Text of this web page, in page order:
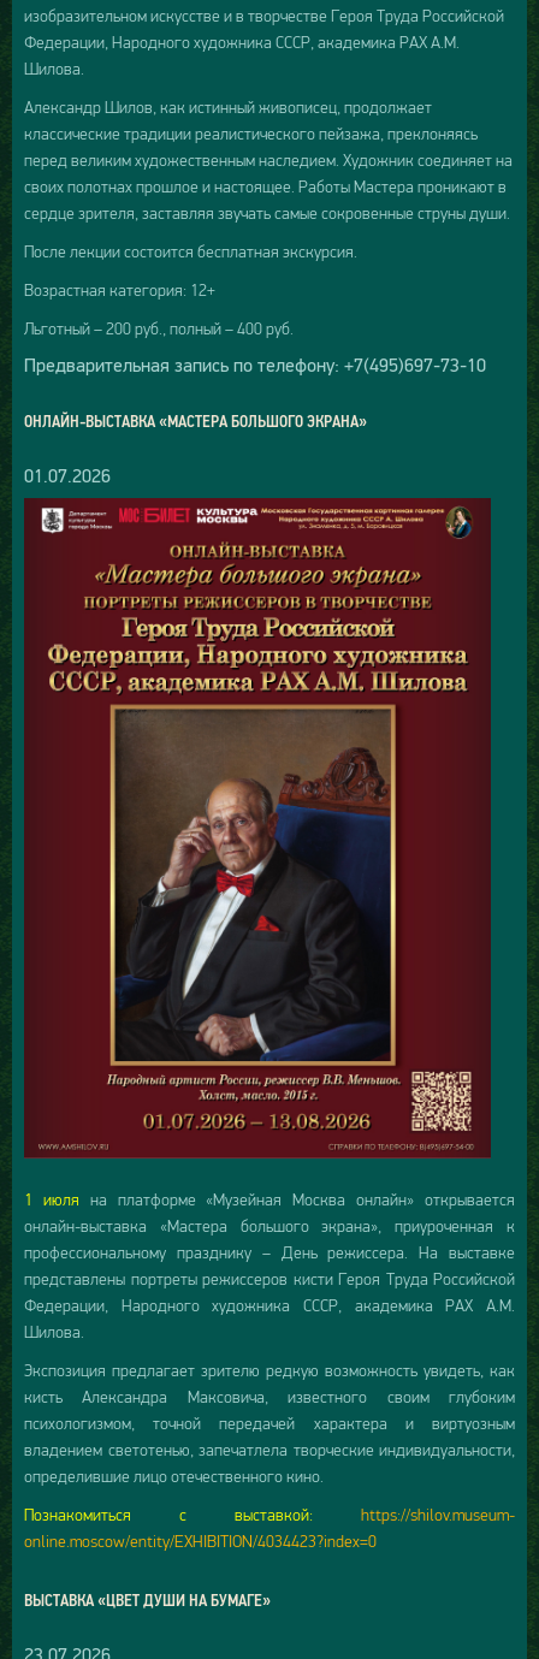
изобразительном искусстве и в творчестве Героя Труда Российской
Федерации, Народного художника СССР, академика РАХ А.М.
Шилова.
Александр Шилов, как истинный живописец, продолжает
классические традиции реалистического пейзажа, преклоняясь
перед великим художественным наследием. Художник соединяет на
своих полотнах прошлое и настоящее. Работы Мастера проникают в
сердце зрителя, заставляя звучать самые сокровенные струны души.
После лекции состоится бесплатная экскурсия.
Возрастная категория: 12+
Льготный – 200 руб., полный – 400 руб.
Предварительная запись по телефону: +7(495)697-73-10
ОНЛАЙН-ВЫСТАВКА «МАСТЕРА БОЛЬШОГО ЭКРАНА»
01.07.2026
1 июля на платформе «Музейная Москва онлайн» открывается
онлайн-выставка «Мастера большого экрана», приуроченная к
профессиональному празднику – День режиссера. На выставке
представлены портреты режиссеров кисти Героя Труда Российской
Федерации, Народного художника СССР, академика РАХ А.М.
Шилова.
Экспозиция предлагает зрителю редкую возможность увидеть, как
кисть Александра Максовича, известного своим глубоким
психологизмом, точной передачей характера и виртуозным
владением светотенью, запечатлела творческие индивидуальности,
определившие лицо отечественного кино.
Познакомиться с выставкой:
https://shilov.museum-
online.moscow/entity/EXHIBITION/4034423?index=0
ВЫСТАВКА «ЦВЕТ ДУШИ НА БУМАГЕ»
23.07.2026